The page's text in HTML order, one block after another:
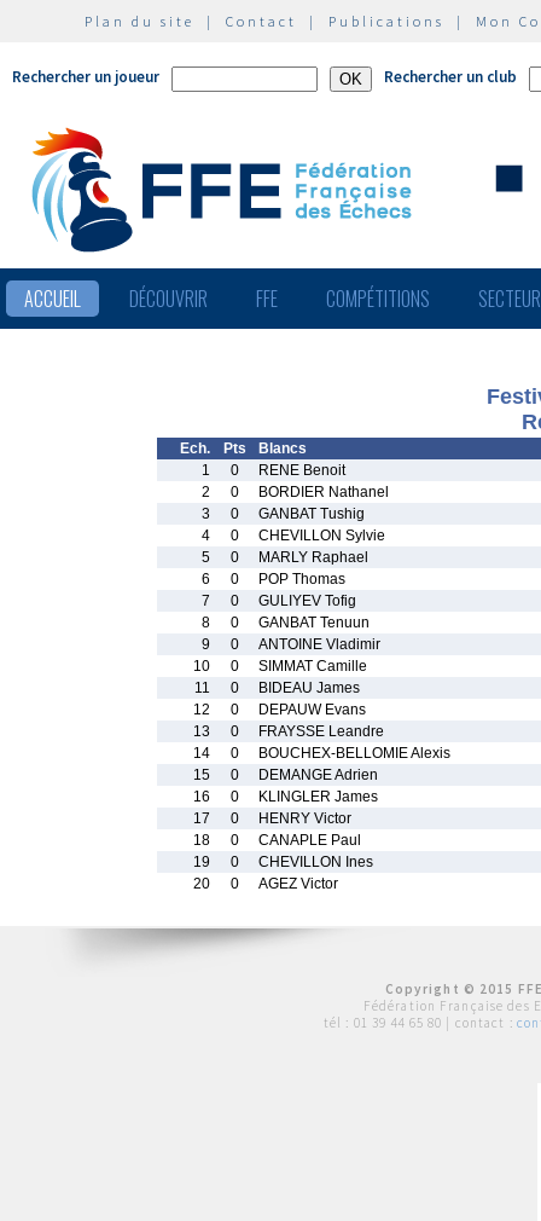
Plan du site | Contact | Publications | Mon
Rechercher un joueur Rechercher un club
ACCUEIL DÉCOUVRIR FFE COMPÉTITIONS
Ech. Pts
Blancs
1
0
RENE Benoit
2
0
BORDIER Nathanel
3
0
GANBAT Tushig
4
0
CHEVILLON Sylvie
5
0
MARLY Raphael
6
0
POP Thomas
7
0
GULIYEV Tofig
8
0
GANBAT Tenuun
9
0
ANTOINE Vladimir
10
0
SIMMAT Camille
11
0
BIDEAU James
12
0
DEPAUW Evans
13
0
FRAYSSE Leandre
14
0
BOUCHEX-BELLOMIE Alexis
15
0
DEMANGE Adrien
16
0
KLINGLER James
17
0
HENRY Victor
18
0
CANAPLE Paul
19
0
CHEVILLON Ines
20
0 AGEZ Victor
Copyright © 2015
Fédération Française des
tél : 01 39 44 65 80 | contact :